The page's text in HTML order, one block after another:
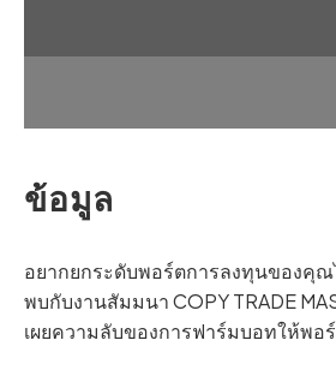
ข้อมูล
อยากยกระดับพอร์ตการลงทุนของคุณ
พบกับงานสัมมนา COPY TRADE
เผยความลับของการฟาร์มบอทให้พอ